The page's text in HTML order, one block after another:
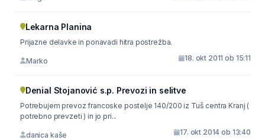
Lekarna Planina
Prijazne delavke in ponavadi hitra postrežba.
Marko 18. okt 2011 ob 15:11
Denial Stojanović s.p. Prevozi in selitve
Potrebujem prevoz francoske postelje 140/200 iz Tuš centra Kranj (
potrebno prevzeti ) in jo pri...
danica kaše 17. okt 2014 ob 13:40